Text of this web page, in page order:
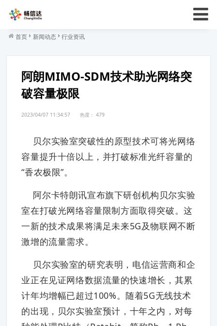
首页 新闻动态 行业资讯
阿朗MIMO-SDM技术助光网络突
破容量极限
2023/04/07 11:34:57 热度：479
贝尔实验室突破性的原型技术可将光网络
容量提升十倍以上，并打破标准光纤容量的
“香农极限”。
阿尔卡特朗讯宣布旗下研创机构贝尔实验
室在打破光网络容量限制方面取得突破。这
一新的技术成果将满足未来5G及物联网不断
激增的流量需求。
贝尔实验室的研究表明，电信运营商和企
业正在见证网络数据流量的快速增长，其累
计年均增幅已超过100%。随着5G无线技术
的出现，贝尔实验室预计，十年之内，对每